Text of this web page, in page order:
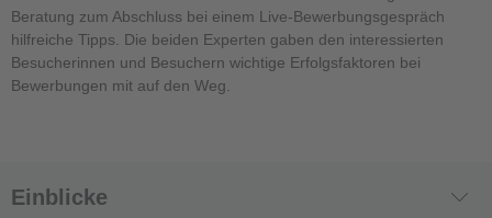
Beratung zum Abschluss bei einem Live-Bewerbungsgespräch
hilfreiche Tipps. Die beiden Experten gaben den interessierten
Besucherinnen und Besuchern wichtige Erfolgsfaktoren bei
Bewerbungen mit auf den Weg.
Einblicke